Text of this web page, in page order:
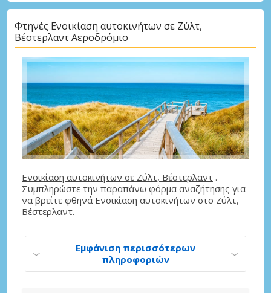
Φτηνές Ενοικίαση αυτοκινήτων σε Ζύλτ,
Βέστερλαντ Αεροδρόμιο
Ενοικίαση αυτοκινήτων σε Ζύλτ, Βέστερλαντ .
Συμπληρώστε την παραπάνω φόρμα αναζήτησης για
να βρείτε φθηνά Ενοικίαση αυτοκινήτων στο Ζύλτ,
Βέστερλαντ.
Εμφάνιση περισσότερων
πληροφοριών